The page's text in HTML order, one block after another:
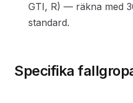
GTI, R) — räkna med
standard.
Specifika